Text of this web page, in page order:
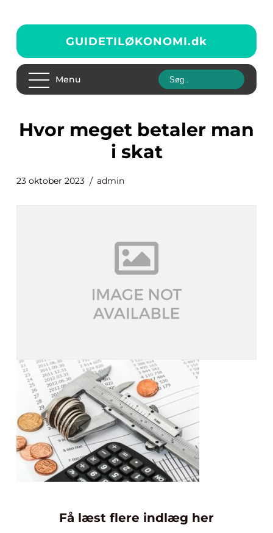
GUIDETILØKONOMI.dk
Menu
hvor meget betaler man
i skat
23 oktober 2023 admin
Få læst flere indlæg her